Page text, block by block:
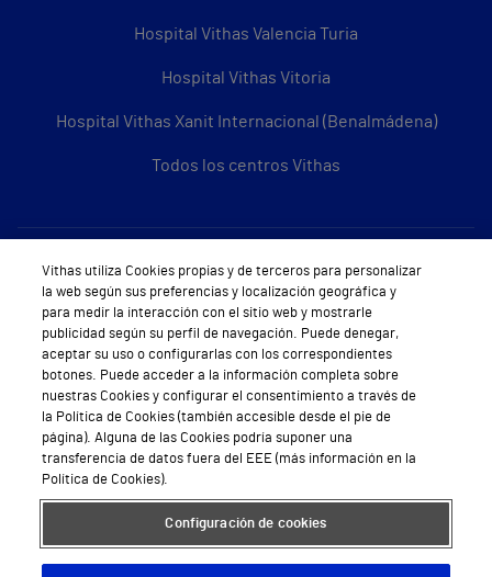
Hospital Vithas Valencia Turia
Hospital Vithas Vitoria
Hospital Vithas Xanit Internacional (Benalmádena)
Todos los centros Vithas
Sobre Vithas
Quiénes somos
Trabajar en Vithas
Teléfono Cita Médica
Teléfono Atención al Cliente
Política de seguridad y salud en el trabajo
Conoce a Supervita
Vithas utiliza Cookies propias y de terceros para personalizar
la web según sus preferencias y localización geográfica y
para medir la interacción con el sitio web y mostrarle
publicidad según su perfil de navegación. Puede denegar,
aceptar su uso o configurarlas con los correspondientes
botones. Puede acceder a la información completa sobre
nuestras Cookies y configurar el consentimiento a través de
la Política de Cookies (también accesible desde el pie de
página). Alguna de las Cookies podría suponer una
transferencia de datos fuera del EEE (más información en la
Política de Cookies).
Configuración de cookies